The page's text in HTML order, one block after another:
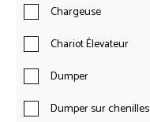
Chargeuse
Chariot Élevateur
Dumper
Dumper sur chenilles